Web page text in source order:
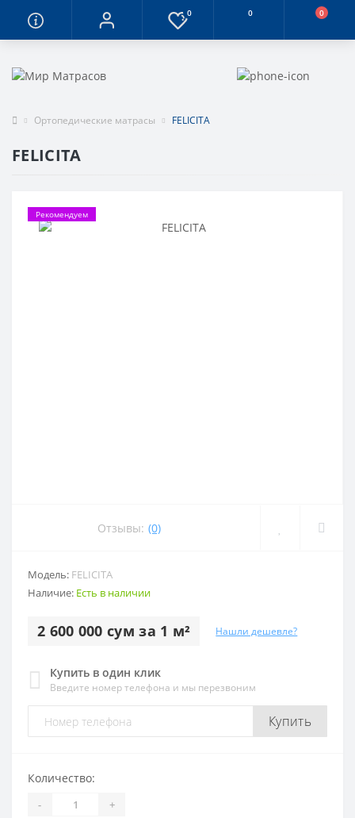
0 0 0
Ортопедические матрасы FELICITA
FELICITA
Рекомендуем
Отзывы: (0)
Модель: FELICITA
Наличие: Есть в наличии
2 600 000 сум за 1 м² Нашли дешевле?
Купить в один клик
Введите номер телефона и мы перезвоним
Купить
Количество:
- +